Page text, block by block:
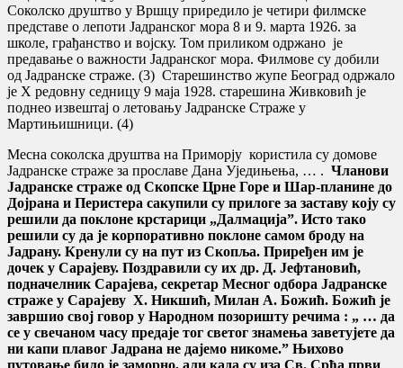
Соколско друштво у Вршцу приредило је четири филмске
представе о лепоти Јадранског мора 8 и 9. марта 1926. за
школе, грађанство и војску. Том приликом одржано је
предавање о важности Јадранског мора. Филмове су добили
од Јадранске страже. (3) Старешинство жупе Београд одржало
је X редовну седницу 9 маја 1928. старешина Живковић је
поднео извештај о летовању Јадранске Страже у
Мартињишници. (4)
Месна соколска друштва на Приморју користила су домове
Јадранске страже за прославе Дана Уједињења, … . Чланови
Јадранске страже од Скопске Црне Горе и Шар-планине до
Дојрана и Перистера сакупили су прилоге за заставу коју су
решили да поклоне крстарици „Далмација”. Исто тако
решили су да је корпоративно поклоне самом броду на
Јадрану. Кренули су на пут из Скопља. Приређен им је
дочек у Сарајеву. Поздравили су их др. Д. Јефтановић,
подначелник Сарајева, секретар Месног одбора Јадранске
страже у Сарајеву Х. Никшић, Милан А. Божић. Божић је
завршио свој говор у Народном позоришту речима : „ … да
се у свечаном часу предаје тог светог знамења заветујете да
ни капи плавог Јадрана не дајемо никоме.” Њихово
путовање било је заморно, али када су иза Св. Срђа први